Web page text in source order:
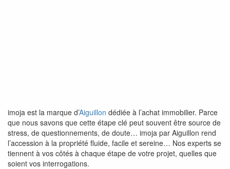
imoja est la marque d’Aiguillon dédiée à l’achat immobilier. Parce
que nous savons que cette étape clé peut souvent être source de
stress, de questionnements, de doute… imoja par Aiguillon rend
l’accession à la propriété fluide, facile et sereine… Nos experts se
tiennent à vos côtés à chaque étape de votre projet, quelles que
soient vos interrogations.